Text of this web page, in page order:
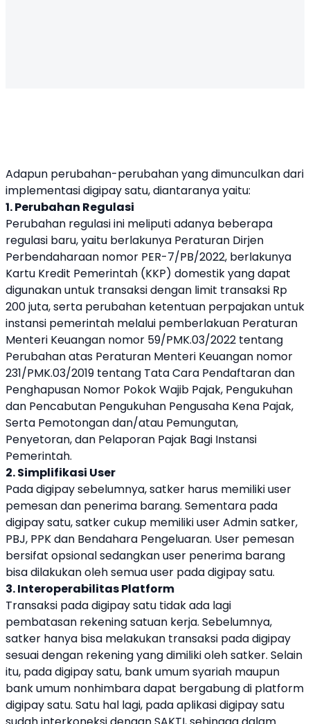
Adapun perubahan-perubahan yang dimunculkan dari
implementasi digipay satu, diantaranya yaitu:
1. Perubahan Regulasi
Perubahan regulasi ini meliputi adanya beberapa
regulasi baru, yaitu berlakunya Peraturan Dirjen
Perbendaharaan nomor PER-7/PB/2022, berlakunya
Kartu Kredit Pemerintah (KKP) domestik yang dapat
digunakan untuk transaksi dengan limit transaksi Rp
200 juta, serta perubahan ketentuan perpajakan untuk
instansi pemerintah melalui pemberlakuan Peraturan
Menteri Keuangan nomor 59/PMK.03/2022 tentang
Perubahan atas Peraturan Menteri Keuangan nomor
231/PMK.03/2019 tentang Tata Cara Pendaftaran dan
Penghapusan Nomor Pokok Wajib Pajak, Pengukuhan
dan Pencabutan Pengukuhan Pengusaha Kena Pajak,
Serta Pemotongan dan/atau Pemungutan,
Penyetoran, dan Pelaporan Pajak Bagi Instansi
Pemerintah.
2. Simplifikasi User
Pada digipay sebelumnya, satker harus memiliki user
pemesan dan penerima barang. Sementara pada
digipay satu, satker cukup memiliki user Admin satker,
PBJ, PPK dan Bendahara Pengeluaran. User pemesan
bersifat opsional sedangkan user penerima barang
bisa dilakukan oleh semua user pada digipay satu.
3. Interoperabilitas Platform
Transaksi pada digipay satu tidak ada lagi
pembatasan rekening satuan kerja. Sebelumnya,
satker hanya bisa melakukan transaksi pada digipay
sesuai dengan rekening yang dimiliki oleh satker. Selain
itu, pada digipay satu, bank umum syariah maupun
bank umum nonhimbara dapat bergabung di platform
digipay satu. Satu hal lagi, pada aplikasi digipay satu